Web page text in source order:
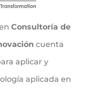
Consultoría de
cuenta
aplicar y
aplicada en